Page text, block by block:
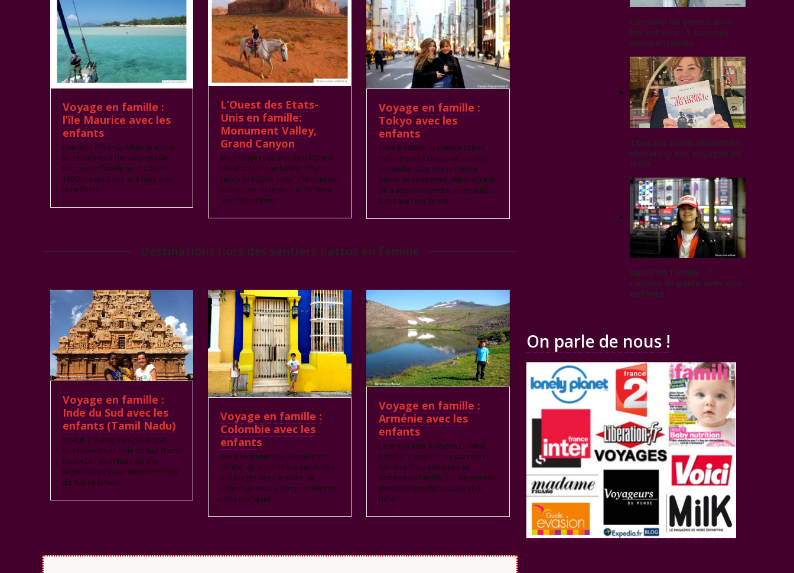
Voyage en famille :
l’île Maurice avec les
enfants
Romuald (10 ans), Killian (8 ans) et
leurs parents à l’île Maurice L’île
Maurice en famille nous a bluffé !
1000 choses à voir et à faire avec
les enfants,…
L’Ouest des Etats-
Unis en famille:
Monument Valley,
Grand Canyon
Magnifique road trip dans l'Ouest
des Etats-Unis en famille : d'un
ranch de l'Idaho jusqu'à Monument
Valley... en route pour le Far West
avec les enfants !
Voyage en famille :
Tokyo avec les
enfants
Entre tradition et science-fiction,
mille choses à découvrir à Tokyo
en famille ! Une ville immense,
pleine de contrastes, dans laquelle
on a adoré se perdre, émerveillés
à chaque coin de rue...
Destinations hors des sentiers battus en famille
Voyage en famille :
Inde du Sud avec les
enfants (Tamil Nadu)
Joseph (10 ans), Inès (14 ans) et
leurs parents en Inde du Sud (Tamil
Nadu) Le Tamil Nadu est une
région idéale pour découvrir l’Inde
du Sud en famille :…
Voyage en famille :
Colombie avec les
enfants
Trois semaines en Colombie en
famille, de la cordillère des Andes
aux plages des Caraïbes : la
Colombie nous a conquis ! Récit et
infos pratiques.
Voyage en famille :
Arménie avec les
enfants
Lazare (6 ans), Augustin (11 ans),
Astrid (13 ans) et leurs parents en
Arménie Trois semaines en
Arménie en famille, à la découverte
des paysages du Caucase et du
riche…
Carnaval de Venise avec
les enfants : 5 conseils
indispensables
Tous les trains du monde :
invitation aux voyages en
train
Japon en famille : 7
raisons de partir avec vos
enfants !
On parle de nous !